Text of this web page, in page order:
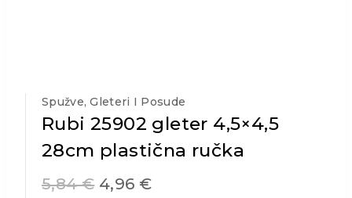
Spužve, Gleteri I Posude
Rubi 25902 gleter 4,5×4,5
28cm plastična ručka
5,84€ 4,96 €